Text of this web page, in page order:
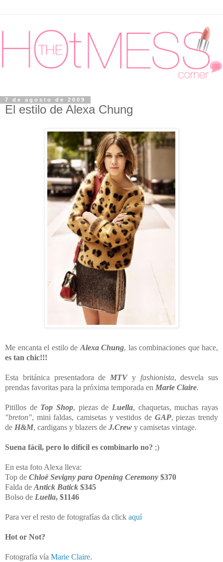
7 de agosto de 2009
El estilo de Alexa Chung
Me encanta el estilo de Alexa Chung, las combinaciones que hace,
es tan chic!!!
Esta británica presentadora de MTV y fashionista, desvela sus
prendas favoritas para la próxima temporada en Marie Claire.
Pitillos de Top Shop, piezas de Luella, chaquetas, muchas rayas
"breton", mini faldas, camisetas y vestidos de GAP, piezas trendy
de H&M, cardigans y blazers de J.Crew y camisetas vintage.
Suena fácil, pero lo difícil es combinarlo no? ;)
En esta foto Alexa lleva:
Top de Chloë Sevigny para Opening Ceremony $370
Falda de Antick Batick $345
Bolso de Luella, $1146
Para ver el resto de fotografías da click aquí
Hot or Not?
Fotografía vía Marie Claire.